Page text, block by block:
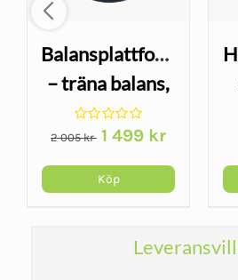
Balansplattform
– träna balans,
styrka och
koordination
2 005kr Det
priset
1 499 krDet
Köp